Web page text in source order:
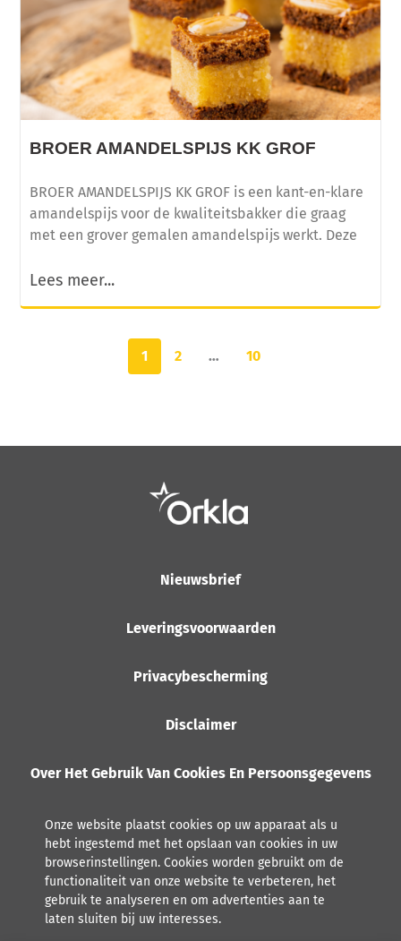
BROER AMANDELSPIJS KK GROF
BROER AMANDELSPIJS KK GROF is een kant-en-klare
amandelspijs voor de kwaliteitsbakker die graag
met een grover gemalen amandelspijs werkt. Deze
Lees meer...
1 2 … 10
Nieuwsbrief
Leveringsvoorwaarden
Privacybescherming
Disclaimer
Over Het Gebruik Van Cookies En Persoonsgegevens
Onze website plaatst cookies op uw apparaat als u
hebt ingestemd met het opslaan van cookies in uw
browserinstellingen. Cookies worden gebruikt om de
functionaliteit van onze website te verbeteren, het
gebruik te analyseren en om advertenties aan te
laten sluiten bij uw interesses.